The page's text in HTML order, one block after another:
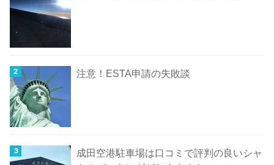
注意！ESTA申請の失敗談
成田空港駐車場は口コミで評判の良いシャ